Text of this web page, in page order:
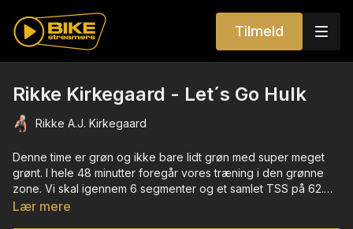
Tilmeld
Rikke Kirkegaard - Let´s Go Hulk
Rikke A.J. Kirkegaard
Denne time er grøn og ikke bare lidt grøn med super meget
grønt. I hele 48 minutter foregår vores træning i den grønne
zone. Vi skal igennem 6 segmenter og et samlet TSS på 62.
Udfordret...? Lad os se
Lær mere